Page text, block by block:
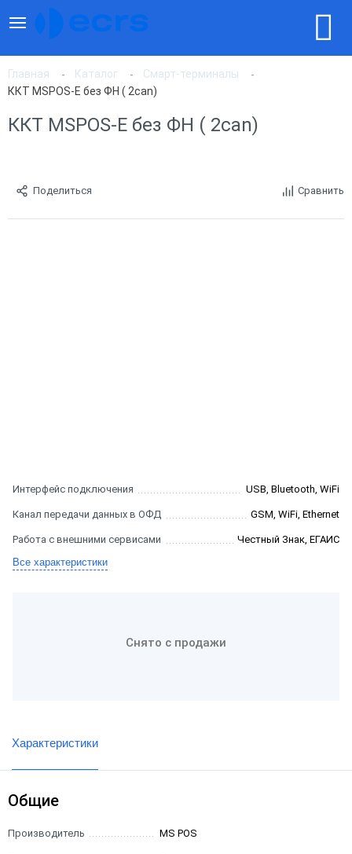
Главная Каталог
Смарт-терминалы
ККТ MSPOS-E без ФН ( 2can)
ККТ MSPOS-E без ФН ( 2can)
Поделиться Сравнить
Интерфейс подключения USB, Bluetooth, WiFi
Канал передачи данных в ОФД GSM, WiFi, Ethernet
Работа с внешними сервисами
Честный Знак, ЕГАИС
Все характеристики
Снято с продажи
Характеристики
Общие
Производитель MS POS